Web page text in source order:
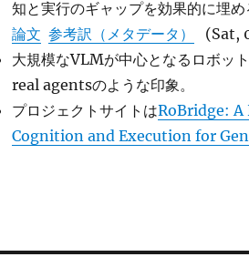
知と実行のギャップを効果的に埋め
論文 参考訳（メタデータ）
(Sat,
大規模なVLMが中心となるロボッ
real agentsのような印象。
プロジェクトサイトはRoBridge:
Cognition and Execution for